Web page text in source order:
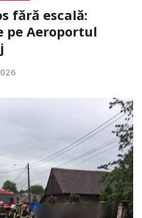
fără escală:
pe Aeroportul